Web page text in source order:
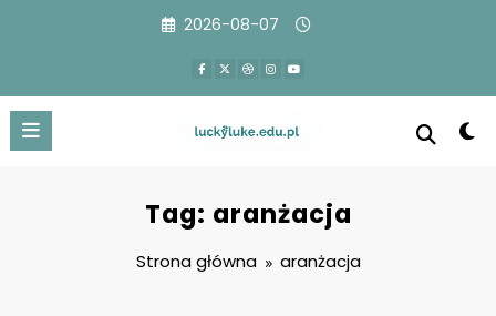
2026-08-07
Tag: aranżacja
Strona główna aranżacja